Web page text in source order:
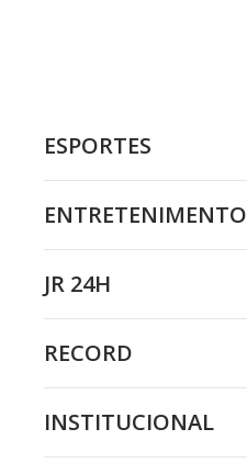
ESPORTES
ENTRETENIMENTO
JR 24H
RECORD
INSTITUCIONAL